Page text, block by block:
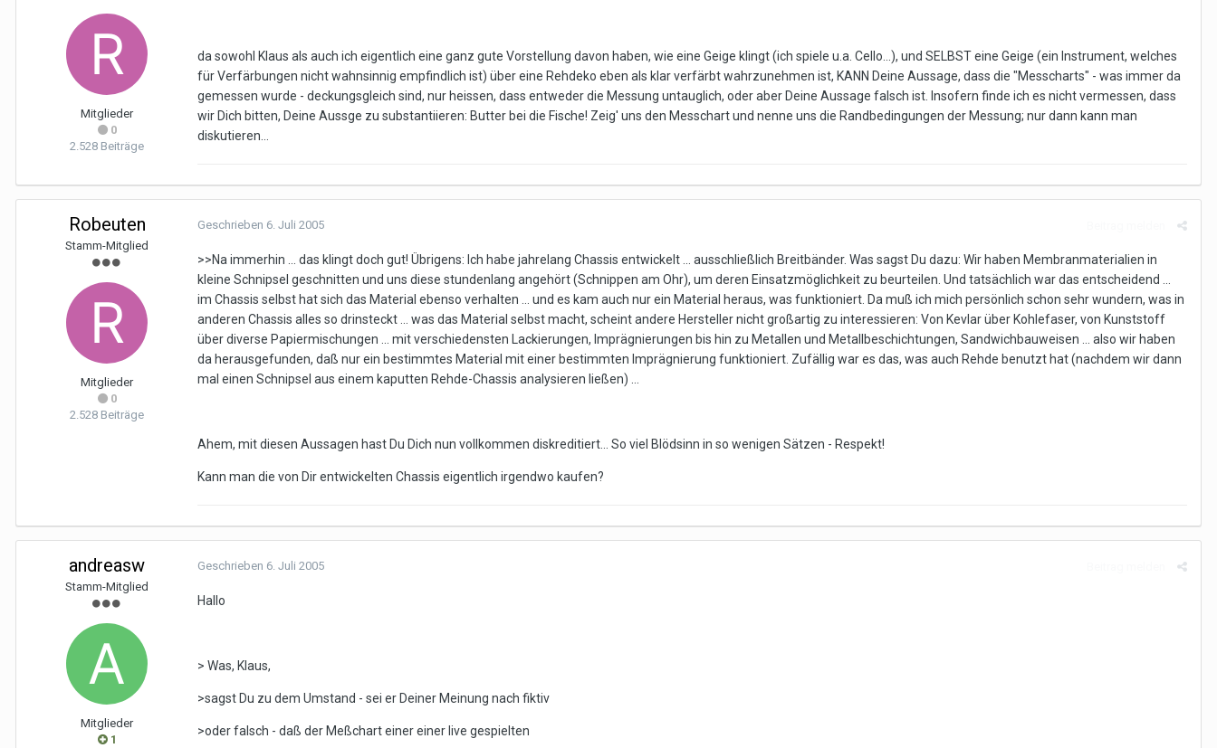
Mitglieder
0
2.528 Beiträge
da sowohl Klaus als auch ich eigentlich eine ganz gute Vorstellung davon haben, wie eine Geige klingt (ich spiele u.a. Cello...), und SELBST eine Geige (ein Instrument, welches
für Verfärbungen nicht wahnsinnig empfindlich ist) über eine Rehdeko eben als klar verfärbt wahrzunehmen ist, KANN Deine Aussage, dass die "Messcharts" - was immer da
gemessen wurde - deckungsgleich sind, nur heissen, dass entweder die Messung untauglich, oder aber Deine Aussage falsch ist. Insofern finde ich es nicht vermessen, dass
wir Dich bitten, Deine Aussge zu substantiieren: Butter bei die Fische! Zeig' uns den Messchart und nenne uns die Randbedingungen der Messung; nur dann kann man
diskutieren...
Robeuten
Stamm-Mitglied
Mitglieder
0
2.528 Beiträge
Geschrieben 6. Juli 2005
>>Na immerhin ... das klingt doch gut! Übrigens: Ich habe jahrelang Chassis entwickelt ... ausschließlich Breitbänder. Was sagst Du dazu: Wir haben Membranmaterialien in
kleine Schnipsel geschnitten und uns diese stundenlang angehört (Schnippen am Ohr), um deren Einsatzmöglichkeit zu beurteilen. Und tatsächlich war das entscheidend ...
im Chassis selbst hat sich das Material ebenso verhalten ... und es kam auch nur ein Material heraus, was funktioniert. Da muß ich mich persönlich schon sehr wundern, was in
anderen Chassis alles so drinsteckt ... was das Material selbst macht, scheint andere Hersteller nicht großartig zu interessieren: Von Kevlar über Kohlefaser, von Kunststoff
über diverse Papiermischungen ... mit verschiedensten Lackierungen, Imprägnierungen bis hin zu Metallen und Metallbeschichtungen, Sandwichbauweisen ... also wir haben
da herausgefunden, daß nur ein bestimmtes Material mit einer bestimmten Imprägnierung funktioniert. Zufällig war es das, was auch Rehde benutzt hat (nachdem wir dann
mal einen Schnipsel aus einem kaputten Rehde-Chassis analysieren ließen) ...
Ahem, mit diesen Aussagen hast Du Dich nun vollkommen diskreditiert... So viel Blödsinn in so wenigen Sätzen - Respekt!
Kann man die von Dir entwickelten Chassis eigentlich irgendwo kaufen?
andreasw
Stamm-Mitglied
Mitglieder
1
Geschrieben 6. Juli 2005
Hallo
> Was, Klaus,
>sagst Du zu dem Umstand - sei er Deiner Meinung nach fiktiv
>oder falsch - daß der Meßchart einer einer live gespielten